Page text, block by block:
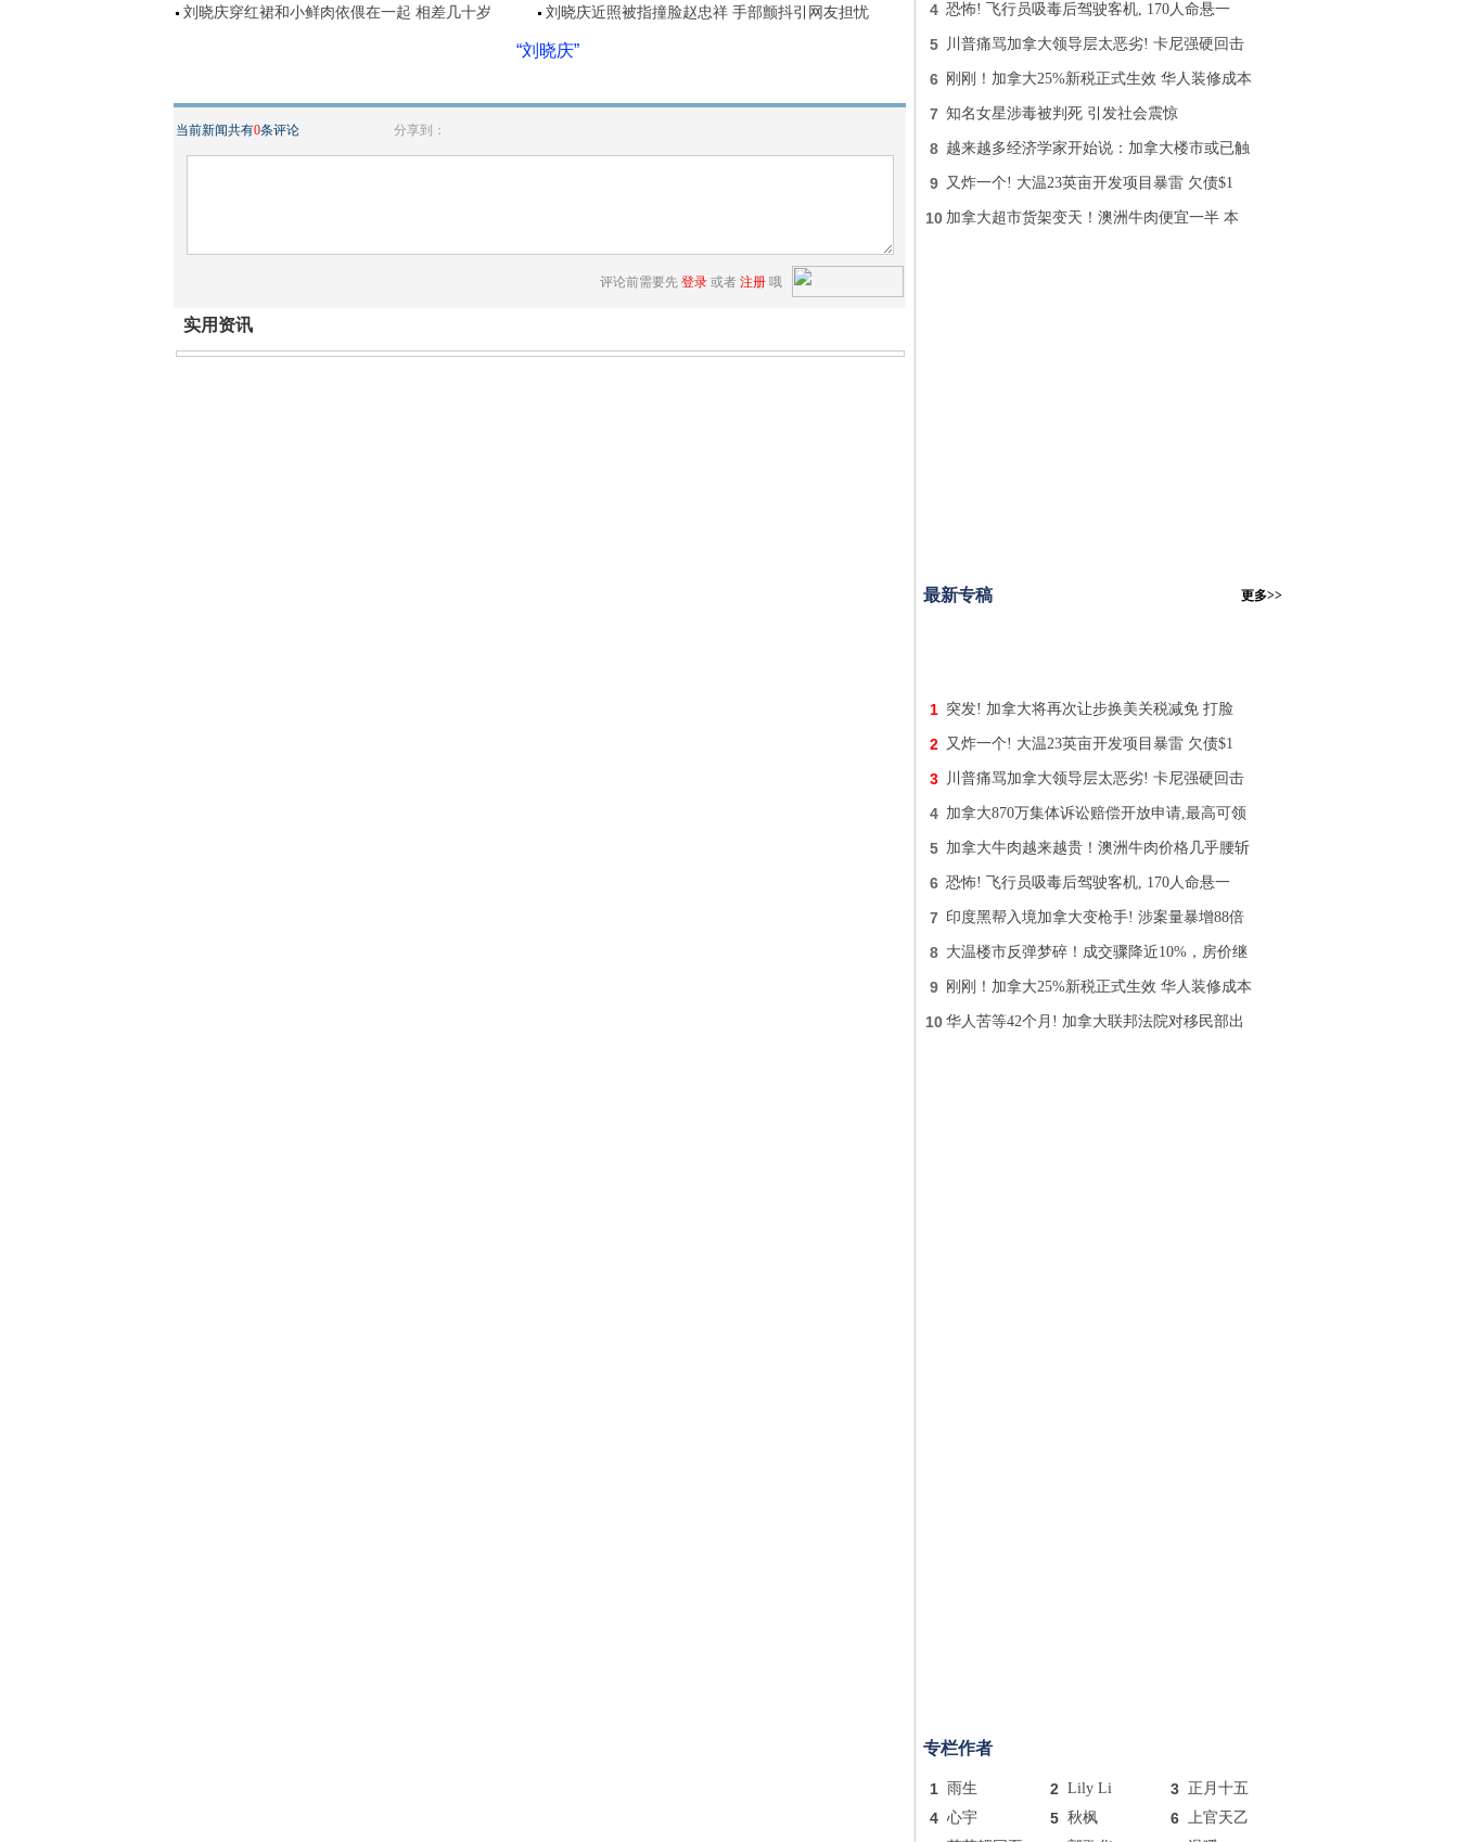
刘晓庆穿红裙和小鲜肉依偎在一起 相差几十岁
刘晓庆近照被指撞脸赵忠祥 手部颤抖引网友担忧
“刘晓庆”
当前新闻共有0条评论 分享到：
评论前需要先 登录 或者 注册 哦
实用资讯
4 恐怖! 飞行员吸毒后驾驶客机, 170人命悬一
5 川普痛骂加拿大领导层太恶劣! 卡尼强硬回击
6 刚刚！加拿大25%新税正式生效 华人装修成本
7 知名女星涉毒被判死 引发社会震惊
8 越来越多经济学家开始说：加拿大楼市或已触
9 又炸一个! 大温23英亩开发项目暴雷 欠债$1
10 加拿大超市货架变天！澳洲牛肉便宜一半 本
最新专稿 更多>>
1 突发! 加拿大将再次让步换美关税减免 打脸
2 又炸一个! 大温23英亩开发项目暴雷 欠债$1
3 川普痛骂加拿大领导层太恶劣! 卡尼强硬回击
4 加拿大870万集体诉讼赔偿开放申请,最高可领
5 加拿大牛肉越来越贵！澳洲牛肉价格几乎腰斩
6 恐怖! 飞行员吸毒后驾驶客机, 170人命悬一
7 印度黑帮入境加拿大变枪手! 涉案量暴增88倍
8 大温楼市反弹梦碎！成交骤降近10%，房价继
9 刚刚！加拿大25%新税正式生效 华人装修成本
10 华人苦等42个月! 加拿大联邦法院对移民部出
专栏作者
1 雨生 2 Lily Li 3 正月十五
4 心宇 5 秋枫 6 上官天乙